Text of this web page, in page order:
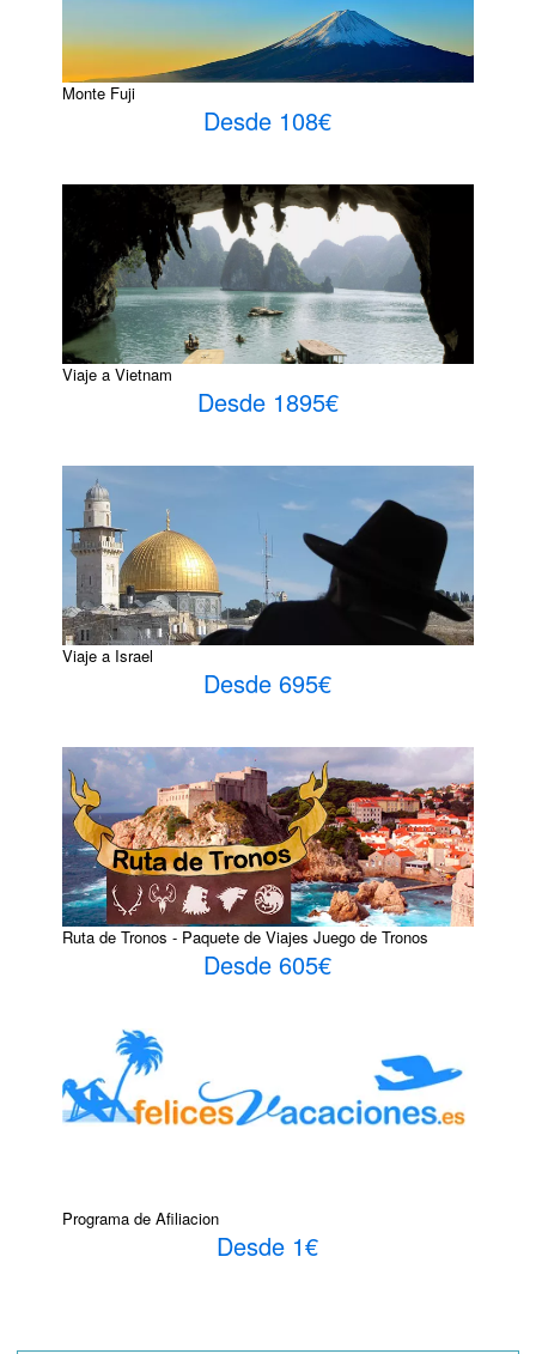
Monte Fuji
Desde 108€
Viaje a Vietnam
Desde 1895€
Viaje a Israel
Desde 695€
Ruta de Tronos - Paquete de Viajes Juego de Tronos
Desde 605€
Programa de Afiliacion
Desde 1€